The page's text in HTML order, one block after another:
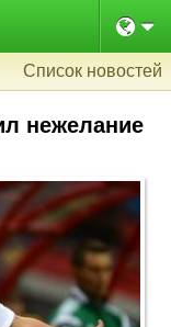
Список новостей
нежелание